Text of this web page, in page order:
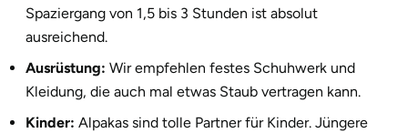
Spaziergang von 1,5 bis 3 Stunden ist absolut
ausreichend.
Ausrüstung: Wir empfehlen festes Schuhwerk und
Kleidung, die auch mal etwas Staub vertragen kann.
Kinder: Alpakas sind tolle Partner für Kinder. Jüngere
Würzburg
Zweibrücken